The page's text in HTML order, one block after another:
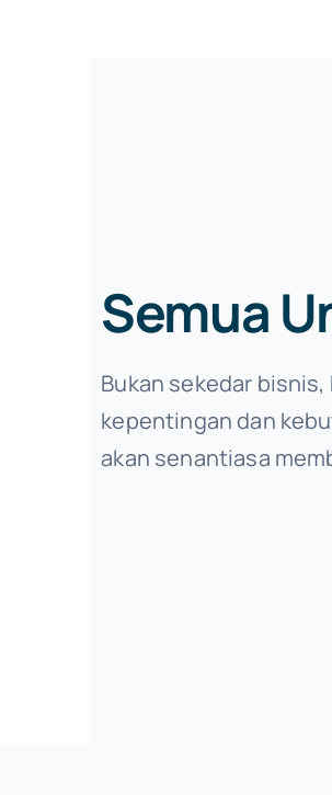
Semua
Bukan sekedar
kepentingan dan
akan senantiasa